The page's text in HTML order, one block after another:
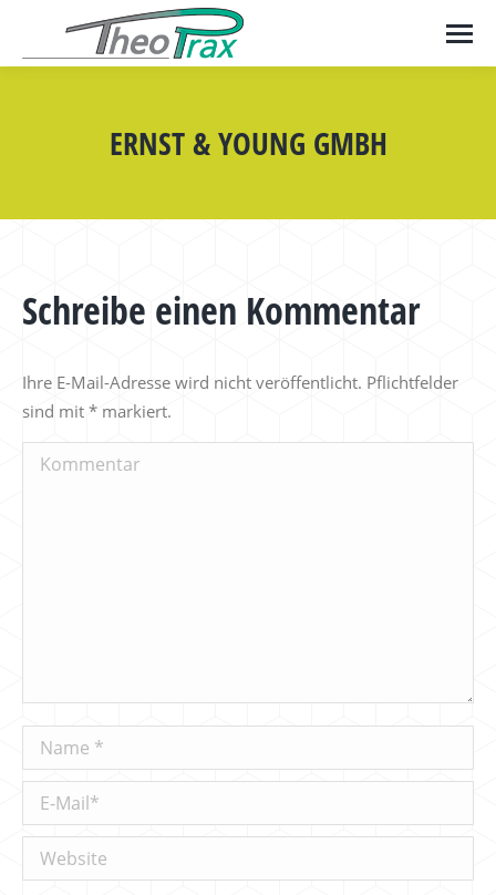
ERNST & YOUNG GMBH
Schreibe einen Kommentar
Ihre E-Mail-Adresse wird nicht veröffentlicht. Pflichtfelder
sind mit * markiert.
Kommentar
Name *
E-Mail *
Website